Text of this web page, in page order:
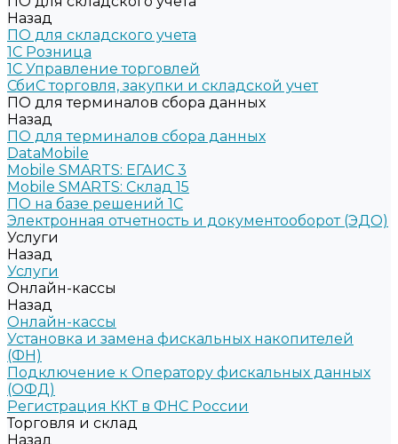
Назад
ПО для складского учета
1C Розница
1С Управление торговлей
СбиС торговля, закупки и складской учет
ПО для терминалов сбора данных
Назад
ПО для терминалов сбора данных
DataMobile
Mobile SMARTS: ЕГАИС 3
Mobile SMARTS: Склад 15
ПО на базе решений 1С
Электронная отчетность и документооборот (ЭДО)
Услуги
Назад
Услуги
Онлайн-кассы
Назад
Онлайн-кассы
Установка и замена фискальных накопителей
(ФН)
Подключение к Оператору фискальных данных
(ОФД)
Регистрация ККТ в ФНС России
Торговля и склад
Назад